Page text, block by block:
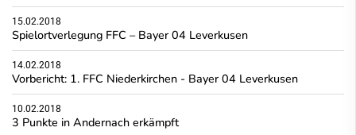
15.02.2018
Spielortverlegung FFC – Bayer 04 Leverkusen
14.02.2018
Vorbericht: 1. FFC Niederkirchen - Bayer 04 Leverkusen
10.02.2018
3 Punkte in Andernach erkämpft